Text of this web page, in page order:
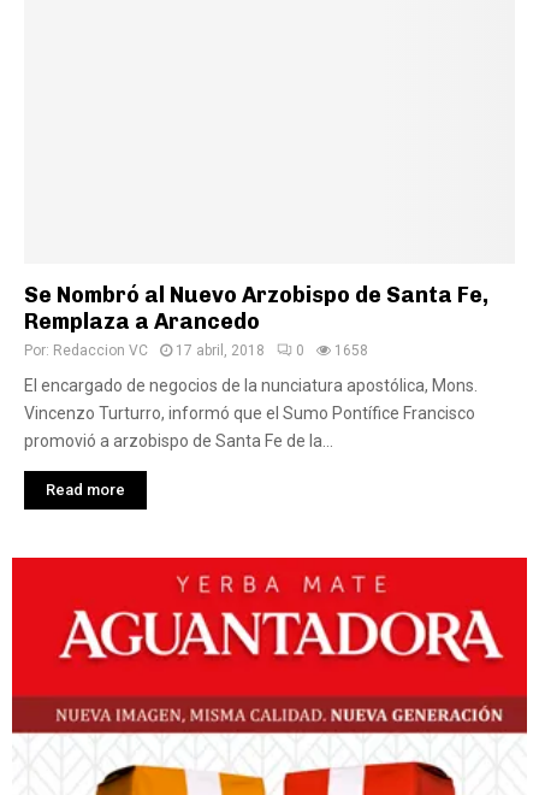
Se Nombró al Nuevo Arzobispo de Santa Fe,
Remplaza a Arancedo
Por: Redaccion VC 17 abril, 2018 0 1658
El encargado de negocios de la nunciatura apostólica, Mons.
Vincenzo Turturro, informó que el Sumo Pontífice Francisco
promovió a arzobispo de Santa Fe de la...
Read more